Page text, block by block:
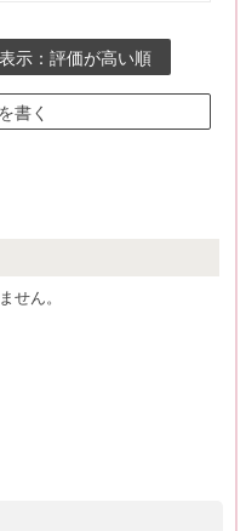
表示：評価が高い順
書く
せん。